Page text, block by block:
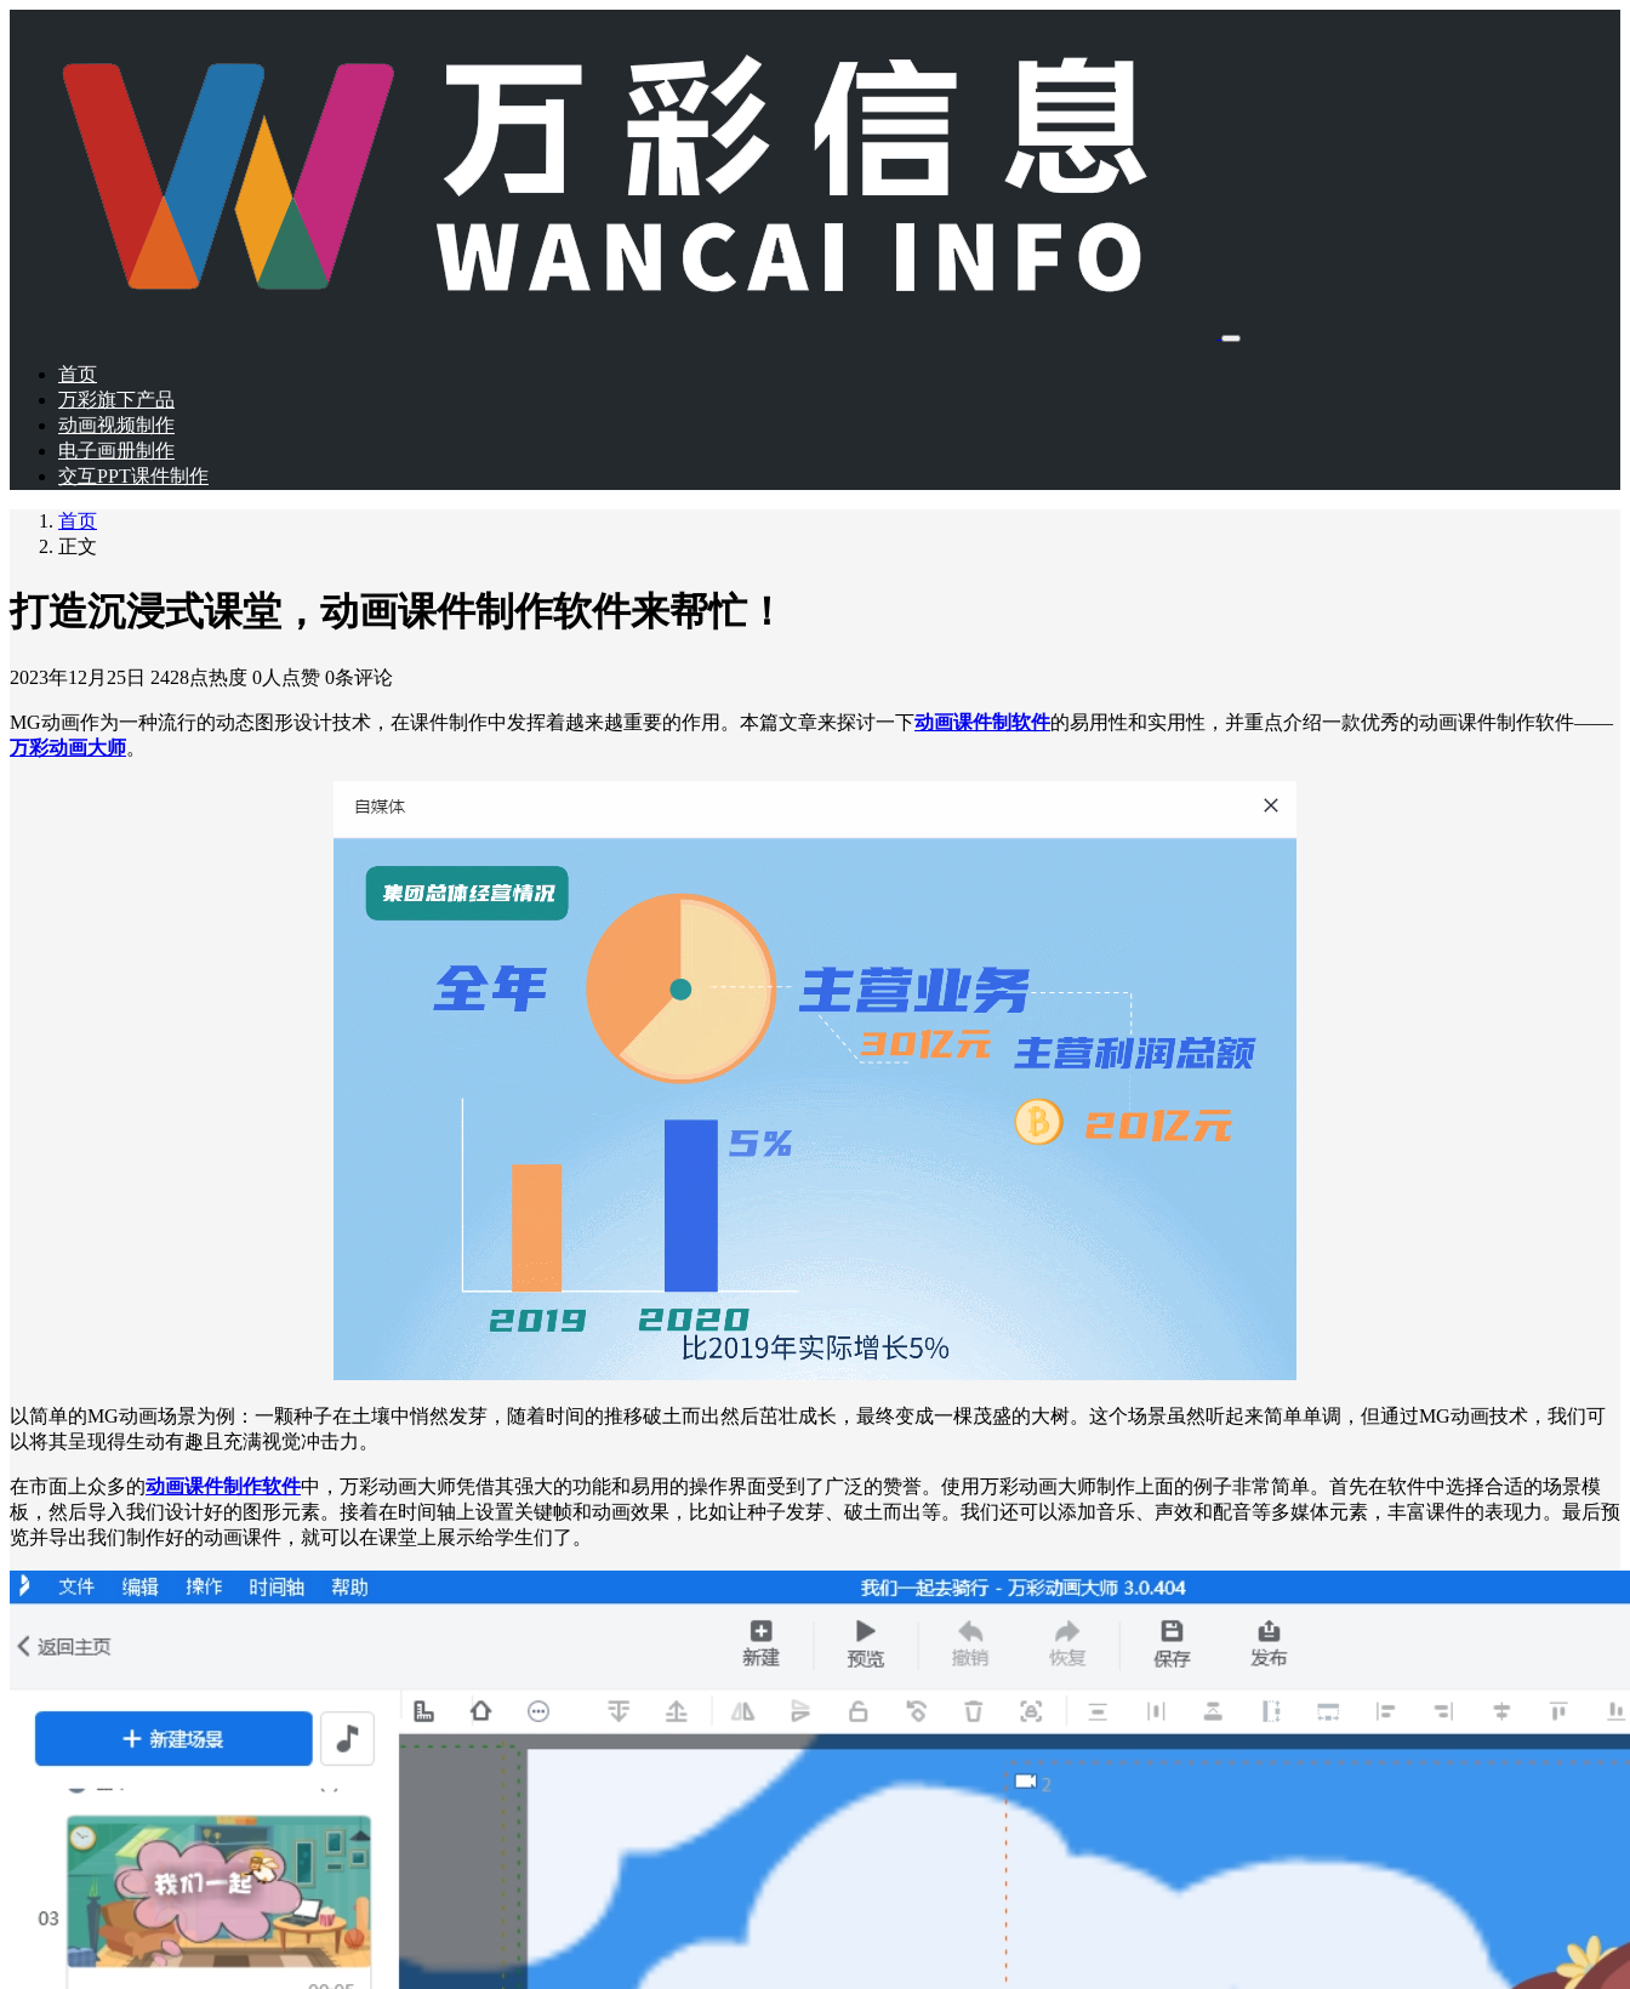
首页
万彩旗下产品
动画视频制作
电子画册制作
交互PPT课件制作
首页
正文
打造沉浸式课堂，动画课件制作软件来帮忙！
2023年12月25日 2428点热度 0人点赞 0条评论
MG动画作为一种流行的动态图形设计技术，在课件制作中发挥着越来越重要的作用。本篇文章来探讨一下动画课件制软件的易用性和实用性，并重点介绍一款优秀的动画课件制作软件——
万彩动画大师。
以简单的MG动画场景为例：一颗种子在土壤中悄然发芽，随着时间的推移破土而出然后茁壮成长，最终变成一棵茂盛的大树。这个场景虽然听起来简单单调，但通过MG动画技术，我们可
以将其呈现得生动有趣且充满视觉冲击力。
在市面上众多的动画课件制作软件中，万彩动画大师凭借其强大的功能和易用的操作界面受到了广泛的赞誉。使用万彩动画大师制作上面的例子非常简单。首先在软件中选择合适的场景模
板，然后导入我们设计好的图形元素。接着在时间轴上设置关键帧和动画效果，比如让种子发芽、破土而出等。我们还可以添加音乐、声效和配音等多媒体元素，丰富课件的表现力。最后预
览并导出我们制作好的动画课件，就可以在课堂上展示给学生们了。